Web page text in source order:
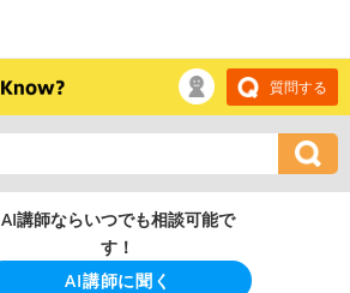
質問する
AI講師ならいつでも相談可能で
す！
AI講師に聞く